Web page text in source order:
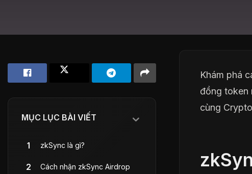
Khám phá
đồng token
cùng
MỤC LỤC BÀI VIẾT
zkSync là gì?
Cách nhận zkSync Airdrop